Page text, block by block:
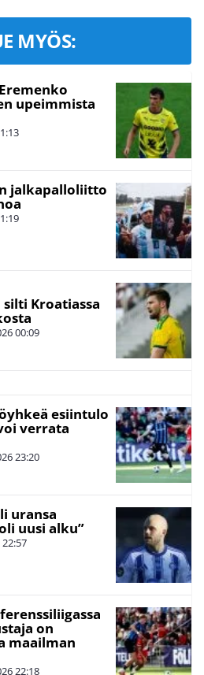
MYÖS:
upeimmista
jalkapalloliitto
silti Kroatiassa
00:09
esiintulo
verrata
23:20
uransa
uusi alku”
22:57
on
maailman
22:18